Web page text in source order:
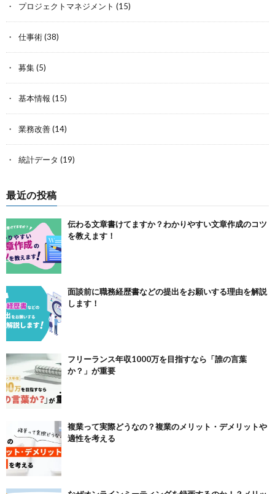
プロジェクトマネジメント (15)
仕事術(38)
募集(5)
基本情報 (15)
業務改善(14)
統計データ (19)
最近の投稿
伝わる文章書けてますか？わかりやすい文章作成のコツ
を教えます！
面談前に職務経歴書などの提出をお願いする理由を解説
します！
フリーランス年収1000万を目指すなら「誰の言葉
か？」が重要
複業って実際どうなの？複業のメリット・デメリットや
適性を考える